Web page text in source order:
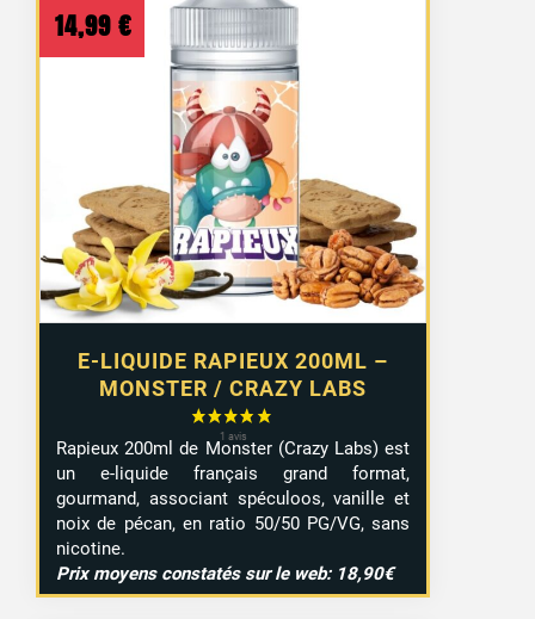
E-LIQUIDE RAPIEUX 200ML –
MONSTER / CRAZY LABS
14,99 €
Rapieux 200ml de Monster (Crazy Labs) est
un e-liquide français grand format,
gourmand, associant spéculoos, vanille et
noix de pécan, en ratio 50/50 PG/VG, sans
nicotine.
Prix moyens constatés sur le web: 18,90€